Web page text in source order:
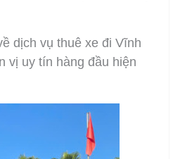
dịch vụ thuê xe đi Vĩnh
vị uy tín hàng đầu hiện